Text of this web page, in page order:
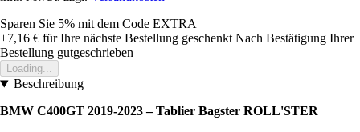
Sparen Sie 5% mit dem Code EXTRA
+7,16 € für Ihre nächste Bestellung geschenkt Nach Bestätigung Ihrer
Bestellung gutgeschrieben
Loading...
Beschreibung
BMW C400GT 2019-2023 – Tablier Bagster ROLL'STER